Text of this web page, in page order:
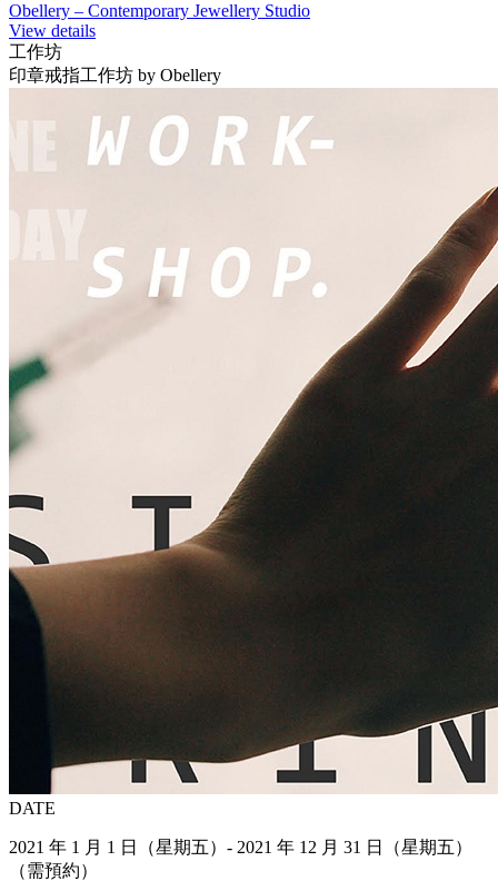
Obellery – Contemporary Jewellery Studio
View details
工作坊
印章戒指工作坊 by Obellery
DATE
2021 年 1 月 1 日（星期五）- 2021 年 12 月 31 日（星期五）
（需預約）